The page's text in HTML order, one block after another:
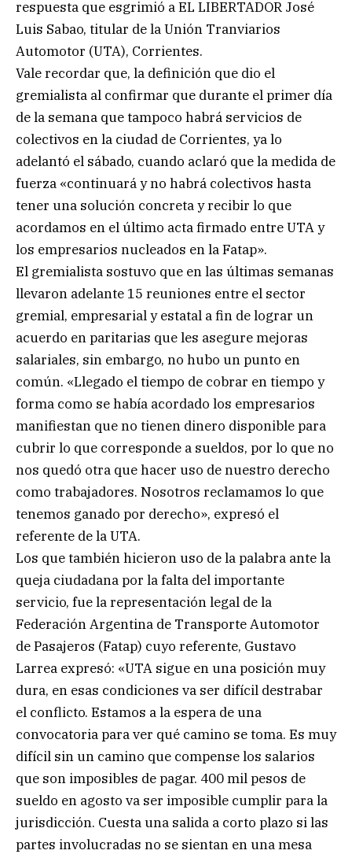
respuesta que esgrimió a EL LIBERTADOR José
Luis Sabao, titular de la Unión Tranviarios
Automotor (UTA), Corrientes.
Vale recordar que, la definición que dio el
gremialista al confirmar que durante el primer día
de la semana que tampoco habrá servicios de
colectivos en la ciudad de Corrientes, ya lo
adelantó el sábado, cuando aclaró que la medida de
fuerza «continuará y no habrá colectivos hasta
tener una solución concreta y recibir lo que
acordamos en el último acta firmado entre UTA y
los empresarios nucleados en la Fatap».
El gremialista sostuvo que en las últimas semanas
llevaron adelante 15 reuniones entre el sector
gremial, empresarial y estatal a fin de lograr un
acuerdo en paritarias que les asegure mejoras
salariales, sin embargo, no hubo un punto en
común. «Llegado el tiempo de cobrar en tiempo y
forma como se había acordado los empresarios
manifiestan que no tienen dinero disponible para
cubrir lo que corresponde a sueldos, por lo que no
nos quedó otra que hacer uso de nuestro derecho
como trabajadores. Nosotros reclamamos lo que
tenemos ganado por derecho», expresó el
referente de la UTA.
Los que también hicieron uso de la palabra ante la
queja ciudadana por la falta del importante
servicio, fue la representación legal de la
Federación Argentina de Transporte Automotor
de Pasajeros (Fatap) cuyo referente, Gustavo
Larrea expresó: «UTA sigue en una posición muy
dura, en esas condiciones va ser difícil destrabar
el conflicto. Estamos a la espera de una
convocatoria para ver qué camino se toma. Es muy
difícil sin un camino que compense los salarios
que son imposibles de pagar. 400 mil pesos de
sueldo en agosto va ser imposible cumplir para la
jurisdicción. Cuesta una salida a corto plazo si las
partes involucradas no se sientan en una mesa